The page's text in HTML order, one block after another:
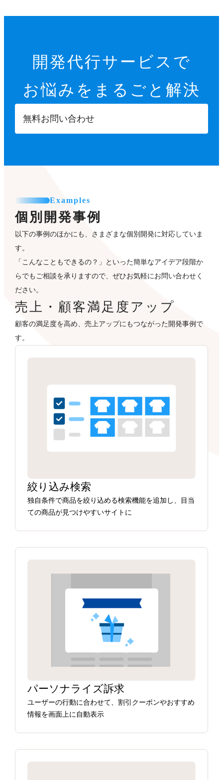
開発代行サービスで
お悩みをまるごと解決
無料お問い合わせ
Examples
個別開発事例
以下の事例のほかにも、さまざまな個別開発に対応していま
す。
「こんなこともできるの？」といった簡単なアイデア段階か
らでもご相談を承りますので、ぜひお気軽にお問い合わせく
ださい。
売上・顧客満足度アップ
顧客の満足度を高め、売上アップにもつながった開発事例で
す。
絞り込み検索
独自条件で商品を絞り込める検索機能を追加し、目当
ての商品が見つけやすいサイトに
パーソナライズ訴求
ユーザーの行動に合わせて、割引クーポンやおすすめ
情報を画面上に自動表示